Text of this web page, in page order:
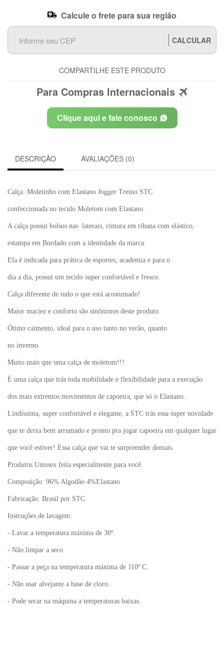
Calcule o frete para sua região
CALCULAR
COMPARTILHE ESTE PRODUTO
Para Compras Internacionais
Clique aqui e fale conosco
DESCRIÇÃO AVALIAÇÕES (0)
Calça Moletinho com Elastano Jogger Treino STC
confeccionada no tecido Moletom com Elastano.
A calça possui bolsos nas laterais, cintura em ribana com elástico,
estampa em Bordado com a identidade da marca.
Ela é indicada para prática de esportes, academia e para o
dia a dia, possui um tecido super confortável e fresco.
Calça diferente de tudo o que está acostumado!
Maior maciez e conforto são sinônimos deste produto.
Ótimo caimento, ideal para o uso tanto no verão, quanto
no inverno.
Muito mais que uma calça de moletom!!!
É uma calça que trás toda mobilidade e flexibilidade para a execução
dos mais extremos movimentos de capoeira, que só o Elastano.
Lindíssima, super confortável e elegante, a STC trás essa super novidade
que te deixa bem arrumado e pronto pra jogar capoeira em qualquer lugar
que você estiver! Essa calça que vai te surpreender demais.
Produtos Unissex feita especialmente para você.
Composição: 96% Algodão 4%Elastano
Fabricação: Brasil por STC
Instruções de lavagem:
- Lavar a temperatura máxima de 30º.
- Não limpar a seco.
- Passar a peça na temperatura máxima de 110º C.
- Não usar alvejante a base de cloro.
- Pode secar na máquina a temperaturas baixas.